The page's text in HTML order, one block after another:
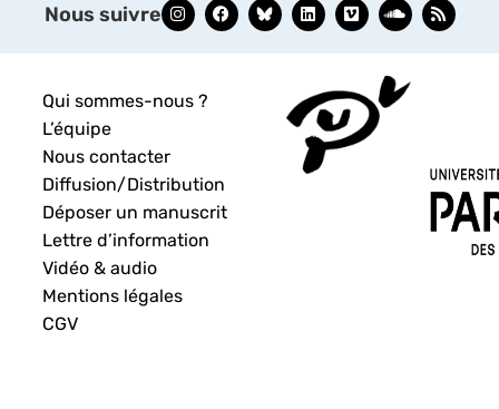
Nous suivre
Qui sommes-nous ?
L’équipe
Nous contacter
Diffusion/Distribution
Déposer un manuscrit
Lettre d’information
Vidéo & audio
Mentions légales
CGV